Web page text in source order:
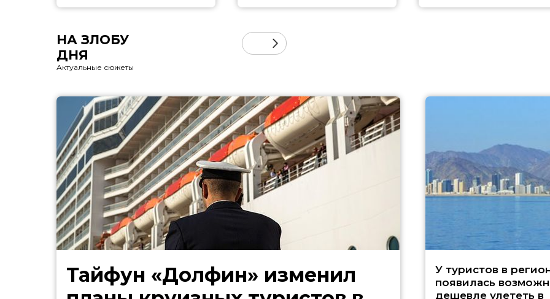
НА ЗЛОБУ
ДНЯ
Актуальные сюжеты
Тайфун «Долфин» изменил
У туристов в
появилась
дешевле улететь в